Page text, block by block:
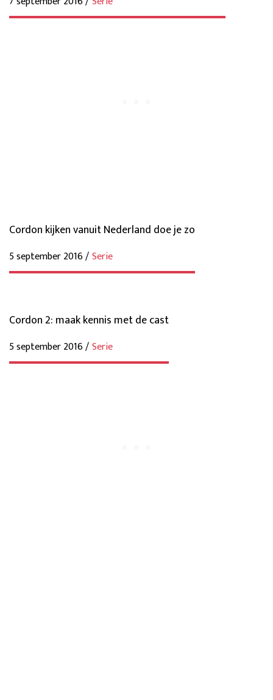
Cordon kijken vanuit Nederland doe je zo
5 september 2016 /Serie
Cordon 2: maak kennis met de cast
5 september 2016 /Serie